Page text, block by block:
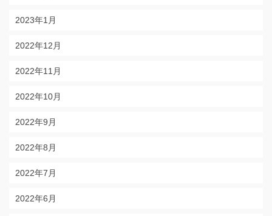
2023年1月
2022年12月
2022年11月
2022年10月
2022年9月
2022年8月
2022年7月
2022年6月